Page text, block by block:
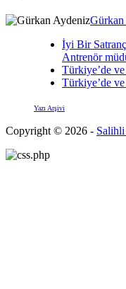
İyi Bir
Antrenör
Türkiye’de
Türkiye’de
Yazı Arşivi
Copyright © 2026 -